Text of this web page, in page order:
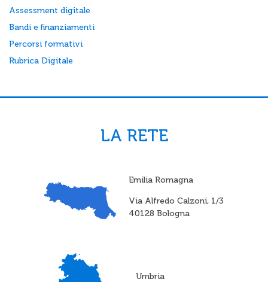
Assessment digitale
Bandi e finanziamenti
Percorsi formativi
Rubrica Digitale
LA RETE
Emilia Romagna
Via Alfredo Calzoni, 1/3
40128 Bologna
Umbria